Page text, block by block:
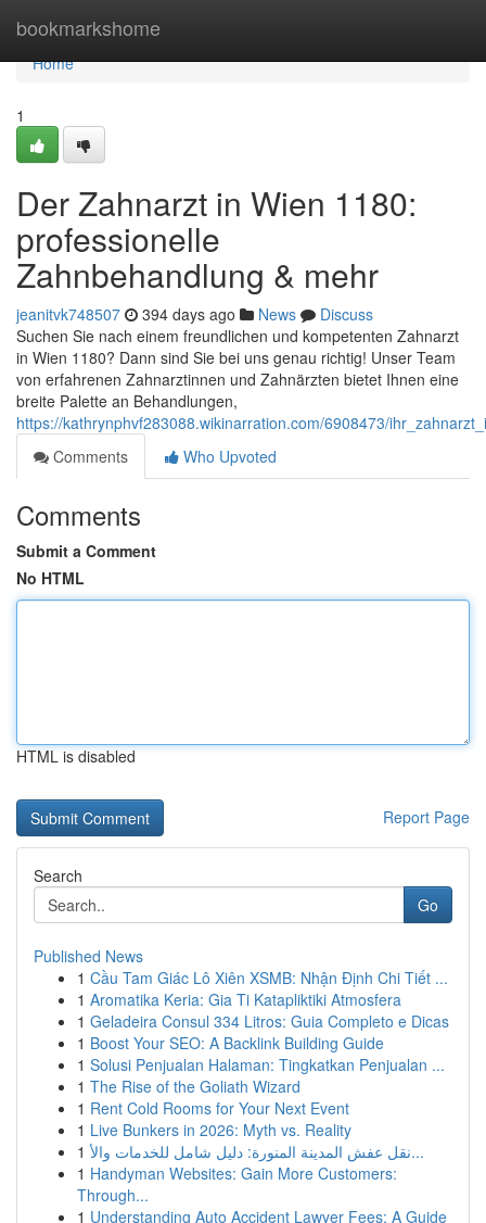
bookmarkshome
Home
Home
1
Der Zahnarzt in Wien 1180:
professionelle
Zahnbehandlung & mehr
jeanitvk748507 394 days ago News
Discuss
Suchen Sie nach einem freundlichen und kompetenten Zahnarzt
in Wien 1180? Dann sind Sie bei uns genau richtig! Unser Team
von erfahrenen Zahnarztinnen und Zahnärzten bietet Ihnen eine
breite Palette an Behandlungen,
https://kathrynphvf283088.wikinarration.com/6908473/
Comments
Who Upvoted
Comments
Submit a Comment
No HTML
HTML is disabled
Report Page
Search
Go
Published News
1 Cầu Tam Giác Lô Xiên XSMB: Nhận Định Chi Tiết ...
1 Aromatika Keria: Gia Ti Katapliktiki Atmosfera
1 Geladeira Consul 334 Litros: Guia Completo e Dicas
1 Boost Your SEO: A Backlink Building Guide
1 Solusi Penjualan Halaman: Tingkatkan Penjualan ...
1 The Rise of the Goliath Wizard
1 Rent Cold Rooms for Your Next Event
1 Live Bunkers in 2026: Myth vs. Reality
1
نقل عفش المدينة المنورة: دليل شامل للخدمات والأ...
1 Handyman Websites: Gain More Customers:
Through...
1 Understanding Auto Accident Lawyer Fees: A Guide